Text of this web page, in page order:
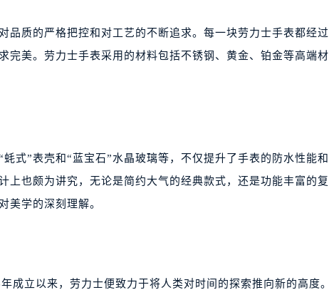
品质的严格把控和对工艺的不断追求。每一块劳力士手表都经过
完美。劳力士手表采用的材料包括不锈钢、黄金、铂金等高端材
式”表壳和“蓝宝石”水晶玻璃等，不仅提升了手表的防水性能和
上也颇为讲究，无论是简约大气的经典款式，还是功能丰富的复
美学的深刻理解。
成立以来，劳力士便致力于将人类对时间的探索推向新的高度。